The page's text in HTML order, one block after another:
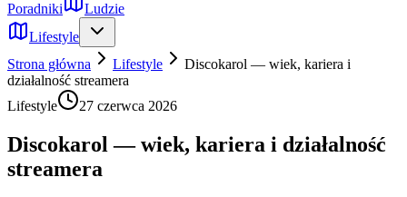
Poradniki
Ludzie
Lifestyle
Strona główna
Lifestyle
Discokarol — wiek, kariera i
działalność streamera
Lifestyle
27 czerwca 2026
Discokarol — wiek, kariera i działalność
streamera